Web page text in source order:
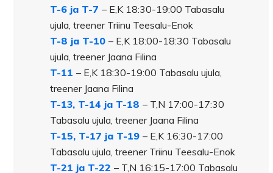
T-6 ja T-7– E,K 18:30-19:00 Tabasalu
ujula, treener Triinu Teesalu-Enok
T-8 ja T-10– E,K 18:00-18:30 Tabasalu
ujula, treener Jaana Filina
T-11– E,K 18:30-19:00 Tabasalu ujula,
treener Jaana Filina
T-13, T-14 ja T-18– T,N 17:00-17:30
Tabasalu ujula, treener Jaana Filina
T-15, T-17 ja T-19– E,K 16:30-17:00
Tabasalu ujula, treener Triinu Teesalu-Enok
T-21 ja T-22– T,N 16:15-17:00 Tabasalu